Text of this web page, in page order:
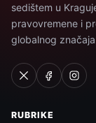
sedištem u
pravovremene i
globalnog
RUBRIKE